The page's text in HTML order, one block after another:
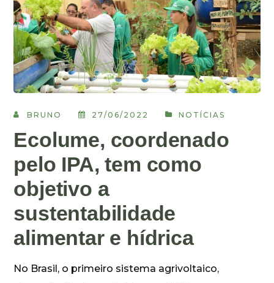
BRUNO 27/06/2022 NOTÍCIAS
Ecolume, coordenado
pelo IPA, tem como
objetivo a
sustentabilidade
alimentar e hídrica
No Brasil, o primeiro sistema agrivoltaico,